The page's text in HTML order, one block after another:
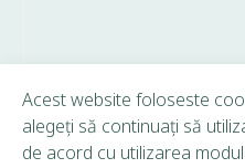
Acest website foloseste
alegeți să continuați să
de acord cu utilizarea